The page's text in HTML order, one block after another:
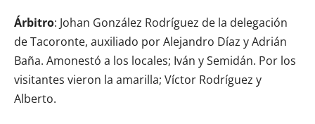
Árbitro: Johan González Rodríguez de la delegación
de Tacoronte, auxiliado por Alejandro Díaz y Adrián
Baña. Amonestó a los locales; Iván y Semidán. Por los
visitantes vieron la amarilla; Víctor Rodríguez y
Alberto.